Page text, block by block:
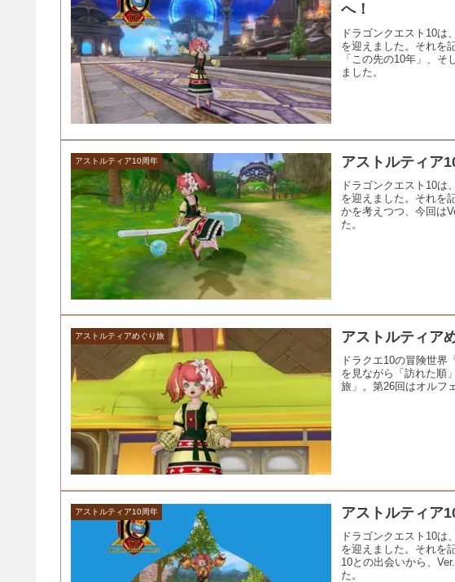
へ！
ドラゴンクエスト10は
を迎えました。それを
「この先の10年」、
ました。
アストルティア10周年 アストルティア
ドラゴンクエスト10は
を迎えました。それを
かを考えつつ、今回は
た。
アストルティアめぐり旅 アストルティア
ドラクエ10の冒険世界
を見ながら「訪れた順
旅」。第26回はオルフ
アストルティア10周年 アストルティア
ドラゴンクエスト10は
を迎えました。それを
10との出会いから、
た。